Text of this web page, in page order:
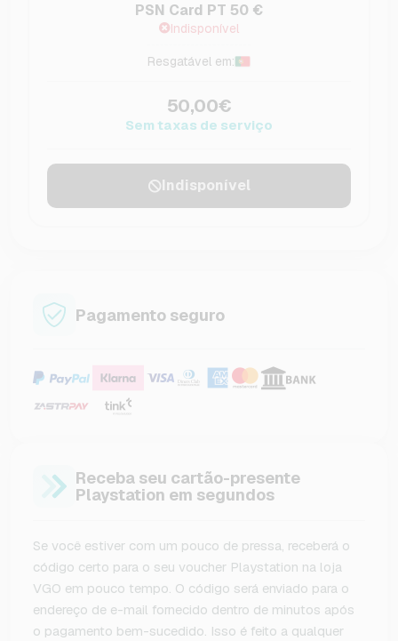
PSN Card PT 50 €
Indisponível
Resgatável em:
50,00€
Sem taxas de serviço
Indisponível
Pagamento seguro
Receba seu cartão-presente
Playstation em segundos
Se você estiver com um pouco de pressa, receberá o
código certo para o seu voucher Playstation na loja
VGO em pouco tempo. O código será enviado para o
endereço de e-mail fornecido dentro de minutos após
o pagamento bem-sucedido. Isso é feito a qualquer